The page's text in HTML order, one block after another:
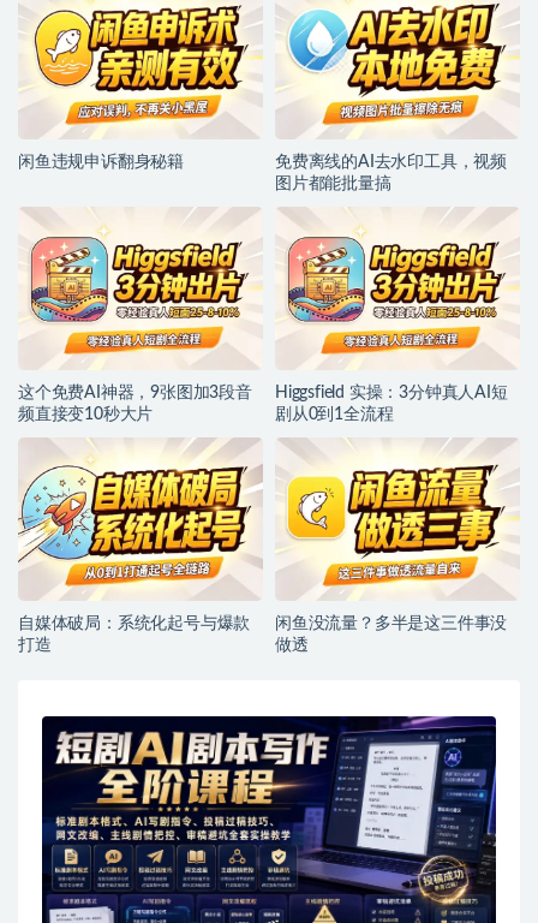
闲鱼违规申诉翻身秘籍
免费离线的AI去水印工具，视频
图片都能批量搞
这个免费AI神器，9张图加3段音
频直接变10秒大片
Higgsfield 实操：3分钟真人AI短
剧从0到1全流程
自媒体破局：系统化起号与爆款
打造
闲鱼没流量？多半是这三件事没
做透